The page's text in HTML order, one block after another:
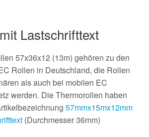
Lastschrifttext
57x36x12 (13m) gehören zu den
Rollen in Deutschland, die Rollen
als auch bei mobilen EC
werden. Die Thermorollen haben
57mmx15mx12mm
(Durchmesser 36mm)